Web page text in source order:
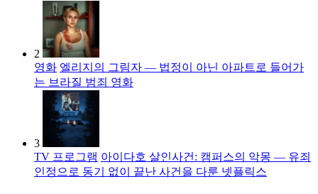
2
영화 엘리지의 그림자 — 법정이 아닌 아파트로 들어가
는 브라질 범죄 영화
3
TV 프로그램 아이다호 살인사건: 캠퍼스의 악몽 — 유죄
인정으로 동기 없이 끝난 사건을 다룬 넷플릭스